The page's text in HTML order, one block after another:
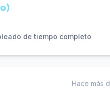
de tiempo completo
Hace más